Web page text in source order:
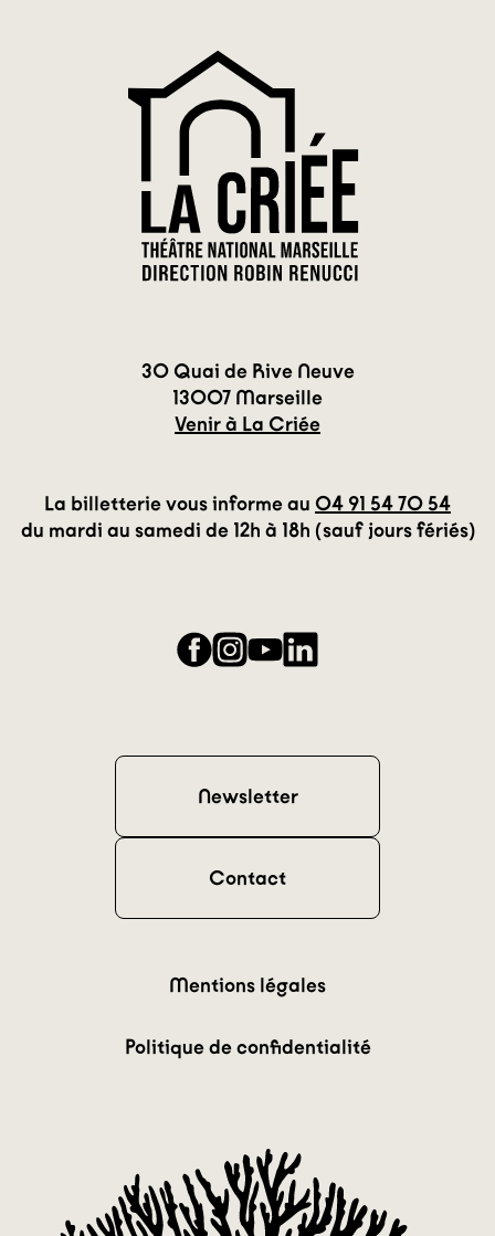
30 Quai de Rive Neuve
13007 Marseille
Venir à La Criée
La billetterie vous informe au 04 91 54 70 54
du mardi au samedi de 12h à 18h (sauf jours fériés)
Facebook
Instagram
YouTubeLinkedIn
Newsletter
Contact
Mentions légales
Politique de confidentialité